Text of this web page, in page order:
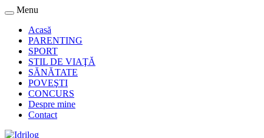
Menu
Acasă
PARENTING
SPORT
STIL DE VIAŢĂ
SĂNĂTATE
POVEŞTI
CONCURS
Despre mine
Contact